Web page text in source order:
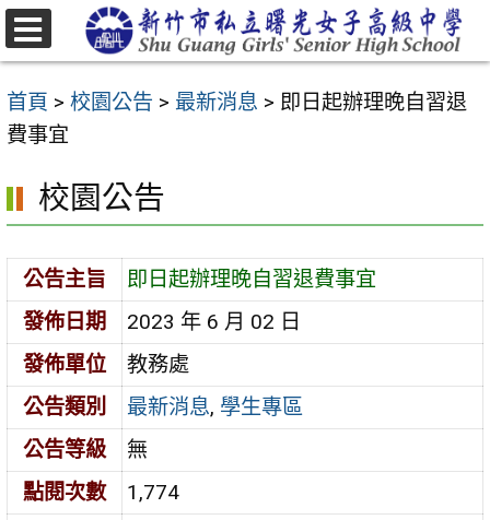
跳
至
要
內
區
首頁 > 校園公告 > 最新消息 > 即日起辦理晚自習退
費事宜
校園公告
公告主旨
即日起辦理晚自習退費事宜
發佈日期
2023 年 6 月 02 日
發佈單位
教務處
公告類別
最新消息, 學生專區
公告等級
無
點閱次數
1,774
選
單